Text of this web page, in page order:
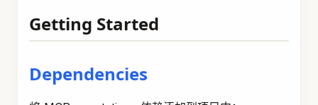
Getting Started
Dependencies